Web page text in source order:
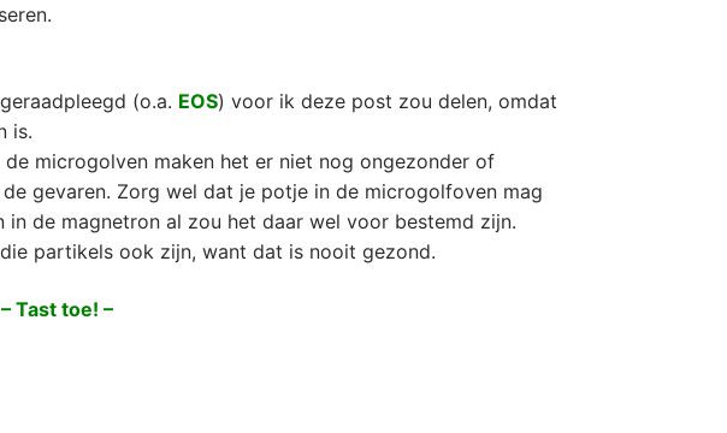
(o.a. EOS) voor ik deze post zou delen, omdat
is.
microgolven maken het er niet nog ongezonder of
gevaren. Zorg wel dat je potje in de microgolfoven mag
de magnetron al zou het daar wel voor bestemd zijn.
partikels ook zijn, want dat is nooit gezond.
– Tast toe! –